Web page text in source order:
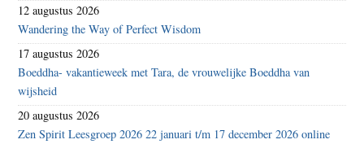
12 augustus 2026
Wandering the Way of Perfect Wisdom
17 augustus 2026
Boeddha- vakantieweek met Tara, de vrouwelijke Boeddha van
wijsheid
20 augustus 2026
Zen Spirit Leesgroep 2026 22 januari t/m 17 december 2026 online